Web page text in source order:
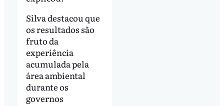
Silva destacou que
os resultados são
fruto da
experiência
acumulada pela
área ambiental
durante os
governos